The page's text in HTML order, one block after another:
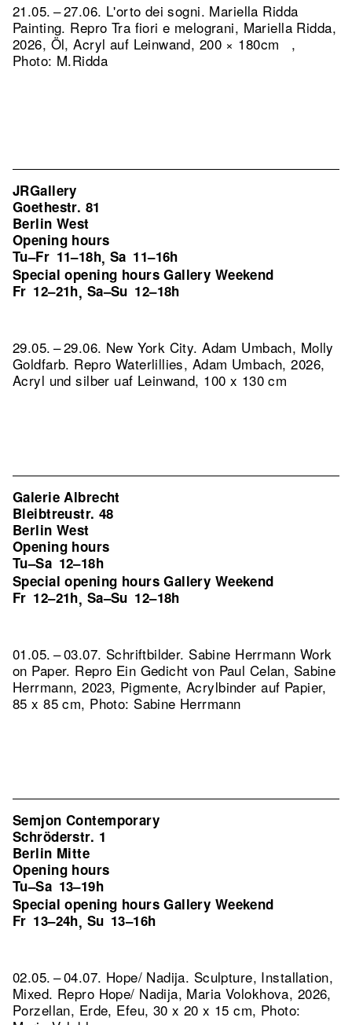
21.05. – 27.06. L'orto dei sogni. Mariella Ridda
Painting. Repro Tra fiori e melograni, Mariella Ridda,
2026, Öl, Acryl auf Leinwand, 200 × 180cm ,
Photo: M.Ridda
JRGallery
Goethestr. 81
Berlin West
Opening hours
Tu–Fr 11–18h, Sa 11–16h
Special opening hours Gallery Weekend
Fr 12–21h, Sa–Su 12–18h
29.05. – 29.06. New York City. Adam Umbach, Molly
Goldfarb. Repro Waterlillies, Adam Umbach, 2026,
Acryl und silber uaf Leinwand, 100 x 130 cm
Galerie Albrecht
Bleibtreustr. 48
Berlin West
Opening hours
Tu–Sa 12–18h
Special opening hours Gallery Weekend
Fr 12–21h, Sa–Su 12–18h
01.05. – 03.07. Schriftbilder. Sabine Herrmann Work
on Paper. Repro Ein Gedicht von Paul Celan, Sabine
Herrmann, 2023, Pigmente, Acrylbinder auf Papier,
85 x 85 cm, Photo: Sabine Herrmann
Semjon Contemporary
Schröderstr. 1
Berlin Mitte
Opening hours
Tu–Sa 13–19h
Special opening hours Gallery Weekend
Fr 13–24h, Su 13–16h
02.05. – 04.07. Hope/ Nadija. Sculpture, Installation,
Mixed. Repro Hope/ Nadija, Maria Volokhova, 2026,
Porzellan, Erde, Efeu, 30 x 20 x 15 cm, Photo: